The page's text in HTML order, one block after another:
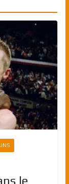
le